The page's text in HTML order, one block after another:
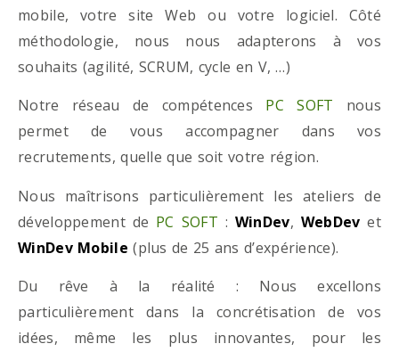
mobile, votre site Web ou votre logiciel. Côté
méthodologie, nous nous adapterons à vos
souhaits (agilité, SCRUM, cycle en V, …)
Notre réseau de compétences PC SOFT nous
permet de vous accompagner dans vos
recrutements, quelle que soit votre région.
Nous maîtrisons particulièrement les ateliers de
développement de PC SOFT : WinDev, WebDev et
WinDev Mobile (plus de 25 ans d’expérience).
Du rêve à la réalité : Nous excellons
particulièrement dans la concrétisation de vos
idées, même les plus innovantes, pour les